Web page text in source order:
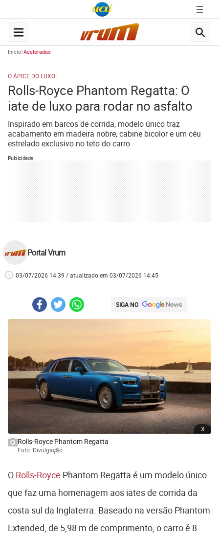
Início Aceleradas
O ÁPICE DO LUXO!
Rolls-Royce Phantom Regatta: O
iate de luxo para rodar no asfalto
Inspirado em barcos de corrida, modelo único traz
acabamento em madeira nobre, cabine bicolor e um céu
estrelado exclusivo no teto do carro
Publicidade
Portal Vrum
03/07/2026 14:39 / atualizado em 03/07/2026 14:45
SIGA NO
x
Rolls-Royce Phantom Regatta
Foto: Divulgação
O Rolls-Royce Phantom Regatta é um modelo único
que faz uma homenagem aos iates de corrida da
costa sul da Inglaterra. Baseado na versão Phantom
Extended, de 5,98 m de comprimento, o carro é 8